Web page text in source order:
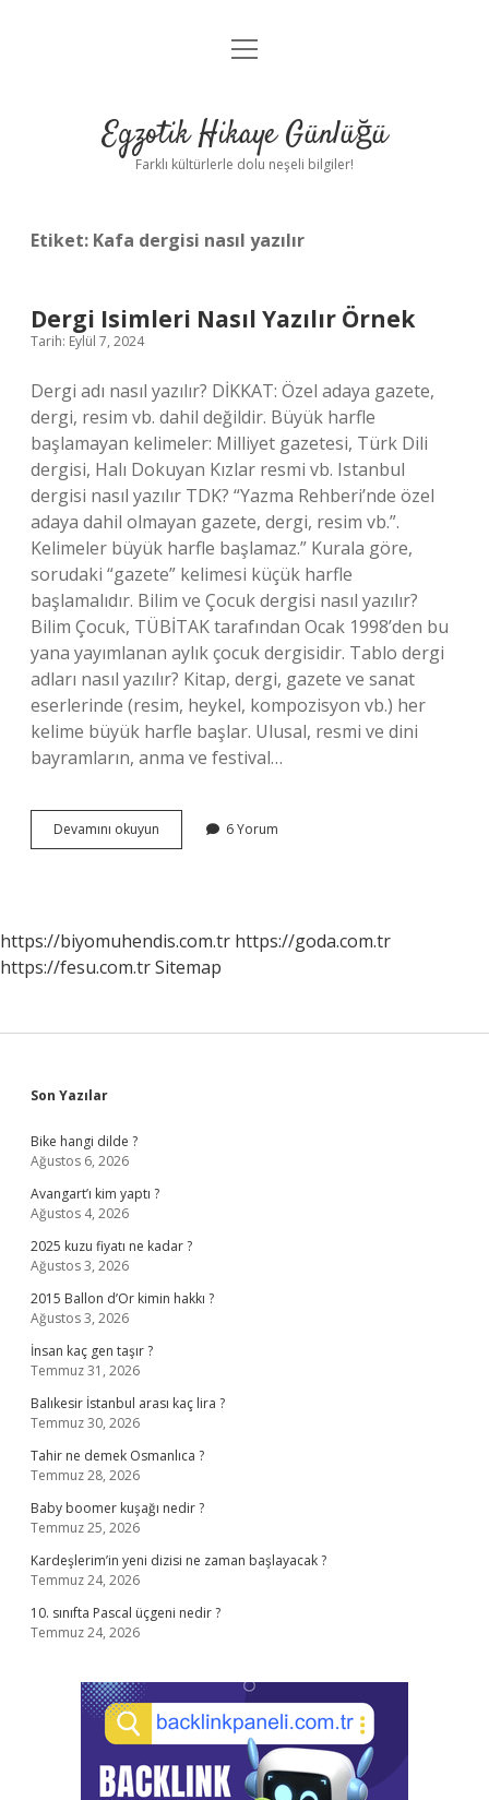
Anasayfa
Yasal Uyarı
menüyü
Egzotik Hikaye Günlüğü
Farklı kültürlerle dolu neşeli bilgiler!
Etiket: Kafa dergisi nasıl yazılır
Dergi Isimleri Nasıl Yazılır Örnek
Tarih: Eylül 7, 2024
Dergi adı nasıl yazılır? DİKKAT: Özel adaya gazete,
dergi, resim vb. dahil değildir. Büyük harfle
başlamayan kelimeler: Milliyet gazetesi, Türk Dili
dergisi, Halı Dokuyan Kızlar resmi vb. Istanbul
dergisi nasıl yazılır TDK? “Yazma Rehberi’nde özel
adaya dahil olmayan gazete, dergi, resim vb.”.
Kelimeler büyük harfle başlamaz.” Kurala göre,
sorudaki “gazete” kelimesi küçük harfle
başlamalıdır. Bilim ve Çocuk dergisi nasıl yazılır?
Bilim Çocuk, TÜBİTAK tarafından Ocak 1998’den bu
yana yayımlanan aylık çocuk dergisidir. Tablo dergi
adları nasıl yazılır? Kitap, dergi, gazete ve sanat
eserlerinde (resim, heykel, kompozisyon vb.) her
kelime büyük harfle başlar. Ulusal, resmi ve dini
bayramların, anma ve festival…
Devamını okuyun
Isimleri
6 Yorum
https://biyomuhendis.com.tr https://goda.com.tr
https://fesu.com.trSitemap
Sidebar
Son Yazılar
Bike hangi dilde ?
Ağustos 6, 2026
Avangart’ı kim yaptı ?
Ağustos 4, 2026
2025 kuzu fiyatı ne kadar ?
Ağustos 3, 2026
2015 Ballon d’Or kimin hakkı ?
Ağustos 3, 2026
İnsan kaç gen taşır ?
Temmuz 31, 2026
Balıkesir İstanbul arası kaç lira ?
Temmuz 30, 2026
Tahir ne demek Osmanlıca ?
Temmuz 28, 2026
Baby boomer kuşağı nedir ?
Temmuz 25, 2026
Kardeşlerim’in yeni dizisi ne zaman başlayacak ?
Temmuz 24, 2026
10. sınıfta Pascal üçgeni nedir ?
Temmuz 24, 2026